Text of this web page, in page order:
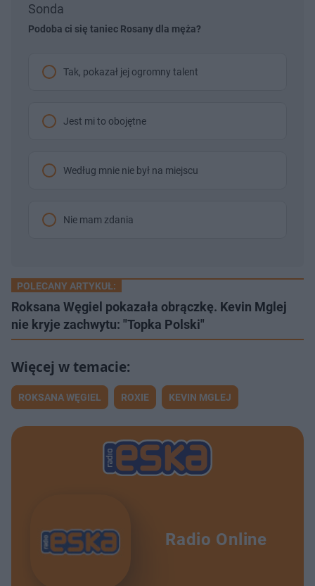
Sonda
Podoba ci się taniec Rosany dla męża?
Tak, pokazał jej ogromny talent
Jest mi to obojętne
Według mnie nie był na miejscu
Nie mam zdania
POLECANY ARTYKUŁ:
Roksana Węgiel pokazała obrączkę. Kevin Mglej
nie kryje zachwytu: "Topka Polski"
ROKSANA WĘGIEL ROXIE KEVIN MGLEJ
Radio Online